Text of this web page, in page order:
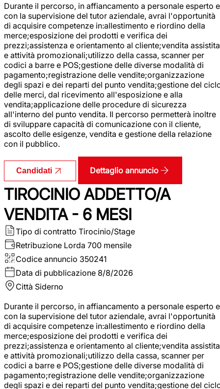
Durante il percorso, in affiancamento a personale esperto e
con la supervisione del tutor aziendale, avrai l'opportunità
di acquisire competenze in:allestimento e riordino della
merce;esposizione dei prodotti e verifica dei
prezzi;assistenza e orientamento al cliente;vendita assistita
e attività promozionali;utilizzo della cassa, scanner per
codici a barre e POS;gestione delle diverse modalità di
pagamento;registrazione delle vendite;organizzazione
degli spazi e dei reparti del punto vendita;gestione del
delle merci, dal ricevimento all'esposizione e alla
vendita;applicazione delle procedure di sicurezza
all'interno del punto vendita. Il percorso permetterà inoltre
di sviluppare capacità di comunicazione con il cliente,
ascolto delle esigenze, vendita e gestione della relazione
con il pubblico.
Candidati Dettaglio annuncio
TIROCINIO ADDETTO/A
VENDITA - 6 MESI
Tipo di contratto Tirocinio/Stage
Retribuzione Lorda 700 mensile
Codice annuncio 350241
Data di pubblicazione 8/8/2026
Città Siderno
Durante il percorso, in affiancamento a personale esperto e
con la supervisione del tutor aziendale, avrai l'opportunità
di acquisire competenze in:allestimento e riordino della
merce;esposizione dei prodotti e verifica dei
prezzi;assistenza e orientamento al cliente;vendita assistita
e attività promozionali;utilizzo della cassa, scanner per
codici a barre e POS;gestione delle diverse modalità di
pagamento;registrazione delle vendite;organizzazione
degli spazi e dei reparti del punto vendita;gestione del